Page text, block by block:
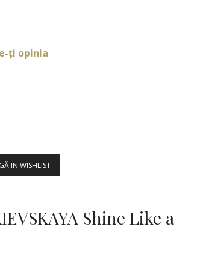
ţi opinia
IN WISHLIST
Shine Like a